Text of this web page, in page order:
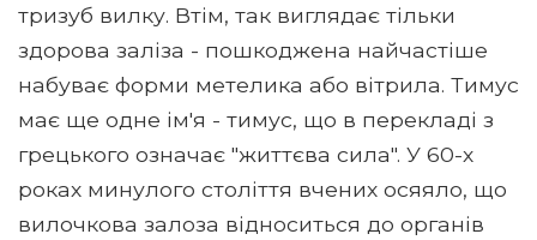
тризуб вилку. Втім, так виглядає тільки
здорова заліза - пошкоджена найчастіше
набуває форми метелика або вітрила. Тимус
має ще одне ім'я - тимус, що в перекладі з
грецького означає "життєва сила". У 60-х
роках минулого століття вчених осяяло, що
вилочкова залоза відноситься до органів